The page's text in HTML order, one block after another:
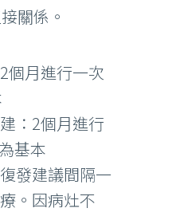
關係。
個月進行一次
：2個月進行
基本
發建議間隔一
。因病灶不